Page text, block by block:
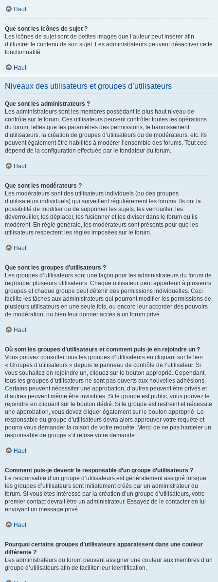
Haut
Que sont les icônes de sujet ?
Les icônes de sujet sont de petites images que l’auteur peut insérer afin
d’illustrer le contenu de son sujet. Les administrateurs peuvent désactiver cette
fonctionnalité.
Haut
Niveaux des utilisateurs et groupes d’utilisateurs
Que sont les administrateurs ?
Les administrateurs sont les membres possédant le plus haut niveau de
contrôle sur le forum. Ces utilisateurs peuvent contrôler toutes les opérations
du forum, telles que les paramètres des permissions, le bannissement
d’utilisateurs, la création de groupes d’utilisateurs ou de modérateurs, etc. Ils
peuvent également être habilités à modérer l’ensemble des forums. Tout ceci
dépend de la configuration effectuée par le fondateur du forum.
Haut
Que sont les modérateurs ?
Les modérateurs sont des utilisateurs individuels (ou des groupes
d’utilisateurs individuels) qui surveillent régulièrement les forums. Ils ont la
possibilité de modifier ou de supprimer les sujets, les verrouiller, les
déverrouiller, les déplacer, les fusionner et les diviser dans le forum qu’ils
modèrent. En règle générale, les modérateurs sont présents pour que les
utilisateurs respectent les règles imposées sur le forum.
Haut
Que sont les groupes d’utilisateurs ?
Les groupes d’utilisateurs sont une façon pour les administrateurs du forum de
regrouper plusieurs utilisateurs. Chaque utilisateur peut appartenir à plusieurs
groupes et chaque groupe peut détenir des permissions individuelles. Ceci
facilite les tâches aux administrateurs qui pourront modifier les permissions de
plusieurs utilisateurs en une seule fois, ou encore leur accorder des pouvoirs
de modération, ou bien leur donner accès à un forum privé.
Haut
Où sont les groupes d’utilisateurs et comment puis-je en rejoindre un ?
Vous pouvez consulter tous les groupes d’utilisateurs en cliquant sur le lien
« Groupes d’utilisateurs » depuis le panneau de contrôle de l’utilisateur. Si
vous souhaitez en rejoindre un, cliquez sur le bouton approprié. Cependant,
tous les groupes d’utilisateurs ne sont pas ouverts aux nouvelles adhésions.
Certains peuvent nécessiter une approbation, d’autres peuvent être privés et
d’autres peuvent même être invisibles. Si le groupe est public, vous pouvez le
rejoindre en cliquant sur le bouton dédié. Si le groupe est restreint et nécessite
une approbation, vous devez cliquer également sur le bouton approprié. Le
responsable du groupe d’utilisateurs devra alors approuver votre requête et
pourra vous demander la raison de votre requête. Merci de ne pas harceler un
responsable de groupe s’il refuse votre demande.
Haut
Comment puis-je devenir le responsable d’un groupe d’utilisateurs ?
Le responsable d’un groupe d’utilisateurs est généralement assigné lorsque
les groupes d’utilisateurs sont initialement créés par un administrateur du
forum. Si vous êtes intéressé par la création d’un groupe d’utilisateurs, votre
premier contact devrait être un administrateur. Essayez de le contacter en lui
envoyant un message privé.
Haut
Pourquoi certains groupes d’utilisateurs apparaissent dans une couleur
différente ?
Les administrateurs du forum peuvent assigner une couleur aux membres d’un
groupe d’utilisateurs afin de faciliter leur identification.